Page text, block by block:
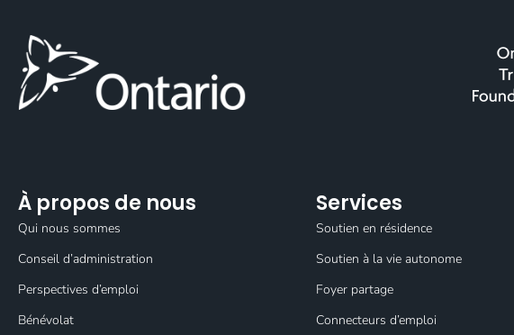
À propos de nous
Qui nous sommes
Conseil d’administration
Perspectives d’emploi
Bénévolat
Services
Soutien en résidence
Soutien à la vie autonome
Foyer partage
Connecteurs d’emploi